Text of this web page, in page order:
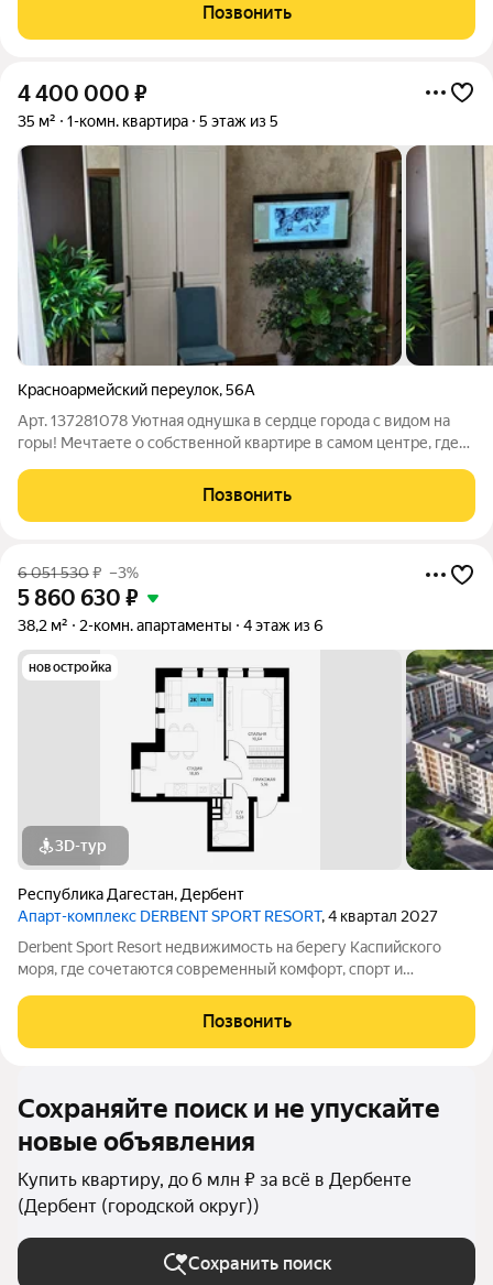
в благоустройстве и неповторимую локацию. В шаговой
Позвонить
4 400 000 ₽
35 м² 1-комн. квартира 5 этаж из 5
Красноармейский переулок,56А
Арт. 137281078 Уютная однушка в сердце города с видом на
горы! Мечтаете о собственной квартире в самом центре, где
уютная однокомнатная квартира, расположенная в динамично
развивающемся районе
Позвонить
6 051 530₽ –3%
5 860 630 ₽
38,2 м² 2-комн. апартаменты 4 этаж из 6
новостройка
3D-тур
Республика Дагестан, Дербент
Апарт-комплекс DERBENT SPORT RESORT, 4 квартал 2027
Derbent Sport Resort недвижимость на берегу Каспийского
моря, где сочетаются современный комфорт, спорт и
учитывают все потребности современных
Позвонить
Сохраняйте поиск и не упускайте
новые объявления
Купить квартиру, до 6 млн ₽ за всё в Дербенте
(Дербент (городской округ))
Сохранить поиск